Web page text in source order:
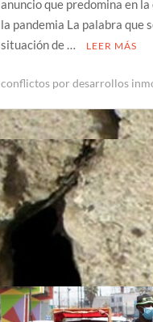
anuncio que predomina en
la pandemia La palabra que
situación de …
LEER MÁS
conflictos por desarrollos